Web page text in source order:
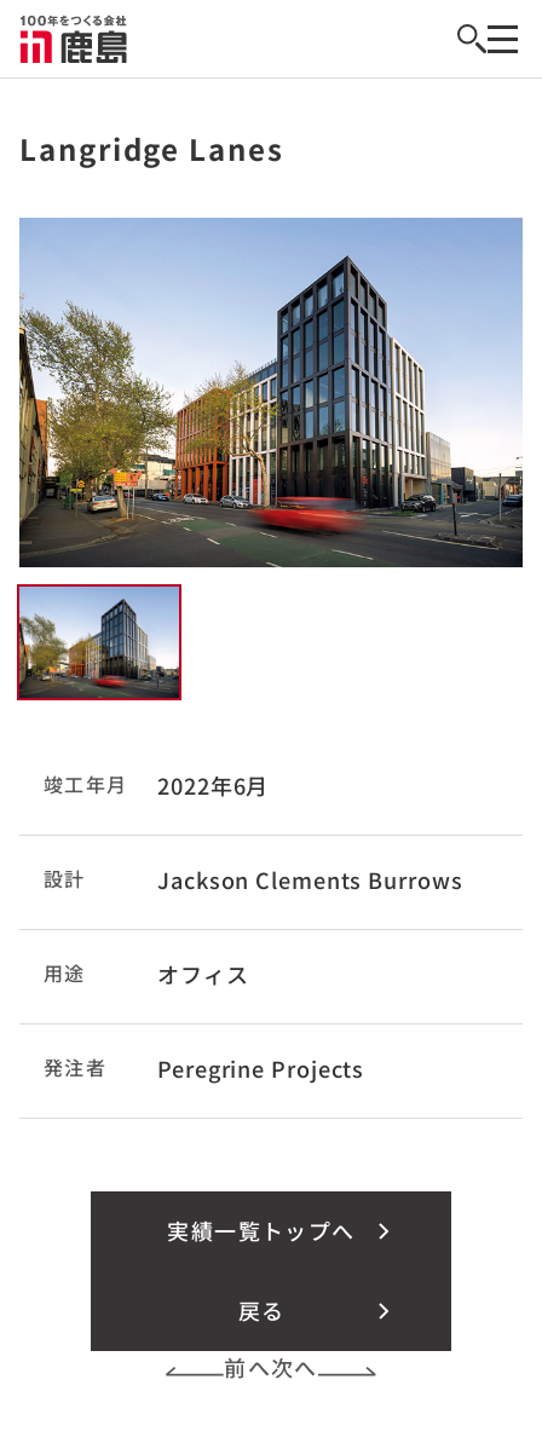
Langridge Lanes
竣工年月 2022年6月
設計 Jackson Clements Burrows
用途 オフィス
発注者 Peregrine Projects
実績一覧トップへ
戻る
前へ次へ